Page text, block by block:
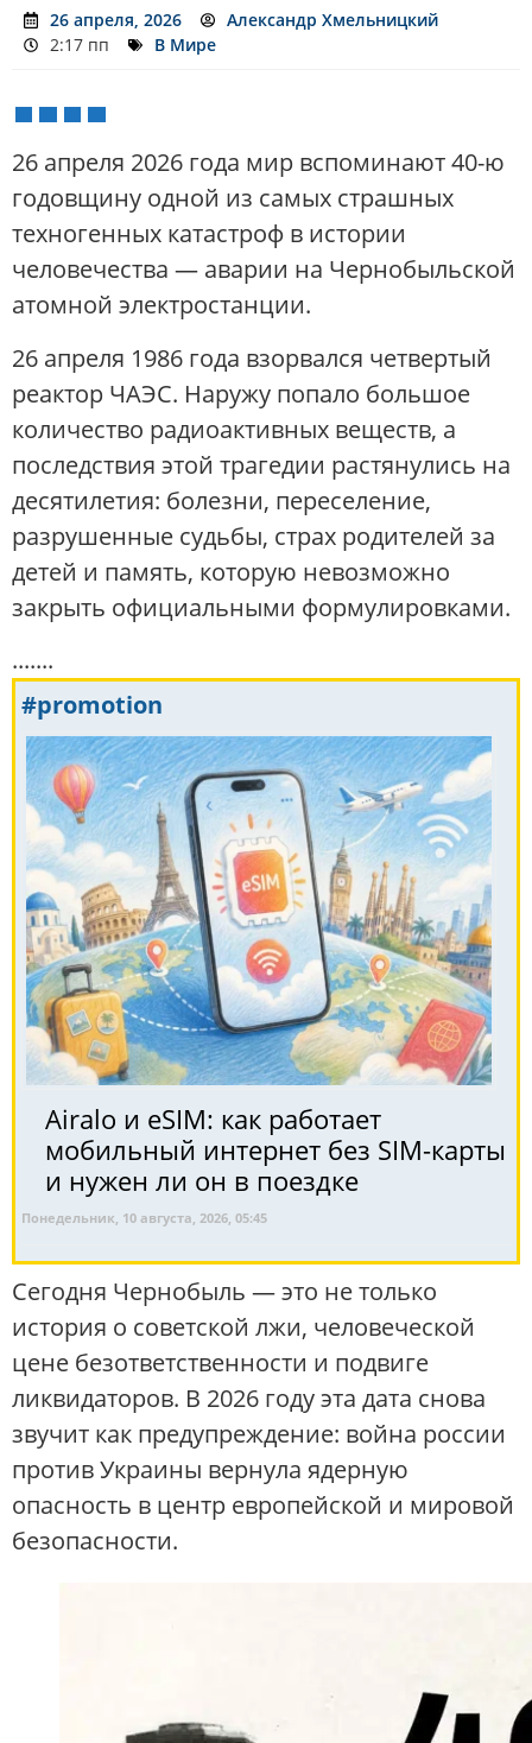
26 апреля, 2026
Александр Хмельницкий
2:17 пп
В Мире
26 апреля 2026 года мир вспоминают 40-ю
годовщину одной из самых страшных
техногенных катастроф в истории
человечества — аварии на Чернобыльской
атомной электростанции.
26 апреля 1986 года взорвался четвертый
реактор ЧАЭС. Наружу попало большое
количество радиоактивных веществ, а
последствия этой трагедии растянулись на
десятилетия: болезни, переселение,
разрушенные судьбы, страх родителей за
детей и память, которую невозможно
закрыть официальными формулировками.
.......
#promotion
Airalo и eSIM: как работает
мобильный интернет без SIM-карты
и нужен ли он в поездке
Понедельник, 10 августа, 2026, 05:45
Сегодня Чернобыль — это не только
история о советской лжи, человеческой
цене безответственности и подвиге
ликвидаторов. В 2026 году эта дата снова
звучит как предупреждение: война россии
против Украины вернула ядерную
опасность в центр европейской и мировой
безопасности.